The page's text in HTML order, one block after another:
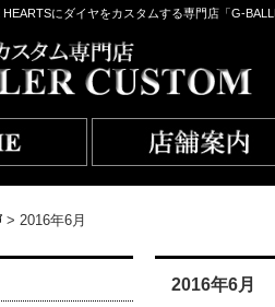
にダイヤをカスタムする専門店「G-
> 2016年6月
2016年6月